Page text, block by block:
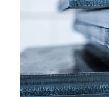
промышленных
отходов
ПНТЗ